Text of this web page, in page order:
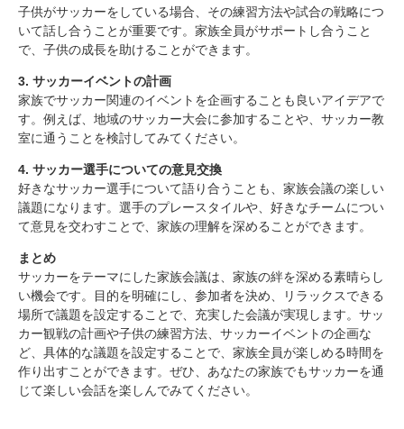
子供がサッカーをしている場合、その練習方法や試合の戦略につ
いて話し合うことが重要です。家族全員がサポートし合うこと
で、子供の成長を助けることができます。
3. サッカーイベントの計画
家族でサッカー関連のイベントを企画することも良いアイデアで
す。例えば、地域のサッカー大会に参加することや、サッカー教
室に通うことを検討してみてください。
4. サッカー選手についての意見交換
好きなサッカー選手について語り合うことも、家族会議の楽しい
議題になります。選手のプレースタイルや、好きなチームについ
て意見を交わすことで、家族の理解を深めることができます。
まとめ
サッカーをテーマにした家族会議は、家族の絆を深める素晴らし
い機会です。目的を明確にし、参加者を決め、リラックスできる
場所で議題を設定することで、充実した会議が実現します。サッ
カー観戦の計画や子供の練習方法、サッカーイベントの企画な
ど、具体的な議題を設定することで、家族全員が楽しめる時間を
作り出すことができます。ぜひ、あなたの家族でもサッカーを通
じて楽しい会話を楽しんでみてください。